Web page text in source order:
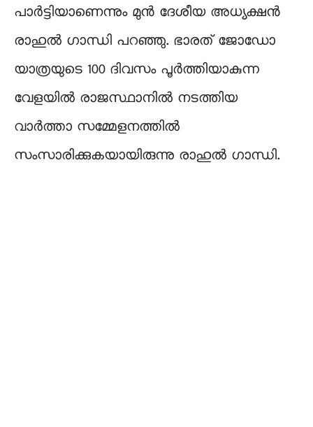
പാർട്ടിയാണെന്നും മുൻ ദേശീയ അധ്യക്ഷൻ
രാഹുൽ ഗാന്ധി പറഞ്ഞു. ഭാരത് ജോഡോ
യാത്രയുടെ 100 ദിവസം പൂർത്തിയാകുന്ന
വേളയിൽ രാജസ്ഥാനിൽ നടത്തിയ
വാർത്താ സമ്മേളനത്തിൽ
സംസാരിക്കുകയായിരുന്നു രാഹുൽ ഗാന്ധി.